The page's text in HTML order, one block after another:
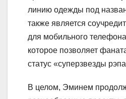
линию одежды под
также является
для мобильного
которое позволяет
статус «суперзвезды
В целом, Эминем